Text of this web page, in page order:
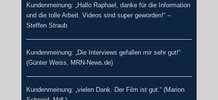
Kundenmeinung: „Hallo Raphael, danke für die Information
und die tolle Arbeit. Videos sind super geworden!“ –
Steffen Straub
Kundenmeinung: „Die Interviews gefallen mir sehr gut!“
(Günter Weiss, MRN-News.de)
Kundenmeinung: „vielen Dank. Der Film ist gut.“ (Marion